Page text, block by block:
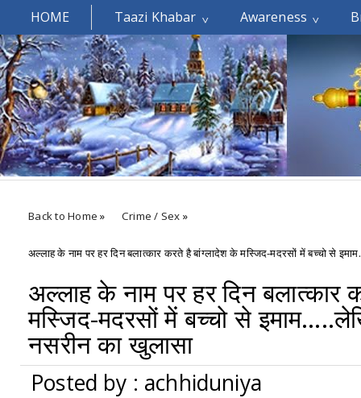
HOME Taazi Khabar Awareness
Welcomes You.....
Back to Home » Crime / Sex »
अल्लाह के नाम पर हर दिन बलात्कार करते है बांग्लादेश के मस्जिद-मदरसों में बच्चो से
अल्लाह के नाम पर हर दिन बलात्कार
मस्जिद-मदरसों में बच्चो से
नसरीन का खुलासा
Posted by : achhiduniya